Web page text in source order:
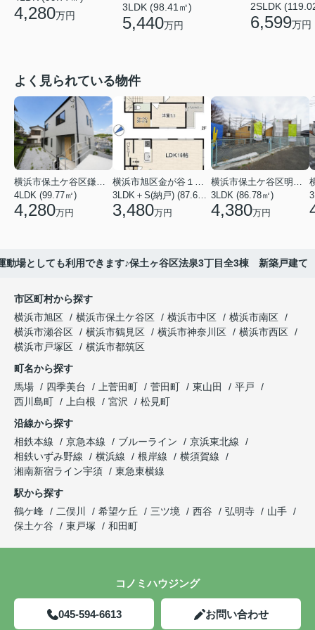
4,280万円
3LDK (98.41㎡)
5,440万円
2SLDK
6,599万円
よく見られている物件
4LDK (99.77㎡)
4,280万円 3,480万円
3LDK (86.78㎡)
4,380万円
動場としても利用できます♪保土ヶ谷区法泉3丁目全3棟 新築戸建て
市区町村から探す
横浜市旭区
横浜市保土ケ谷区 横浜市中区
横浜市南区
横浜市瀬谷区
横浜市鶴見区 横浜市神奈川区
横浜市西区
横浜市戸塚区
横浜市都筑区
町名から探す
馬場
四季美台 上菅田町 菅田町 東山田
平戸
西川島町
上白根 宮沢
松見町
沿線から探す
相鉄本線
京急本線 ブルーライン
京浜東北線
相鉄いずみ野線
横浜線 根岸線
横須賀線
湘南新宿ライン宇須
東急東横線
駅から探す
鶴ケ峰
二俣川 希望ケ丘 三ツ境 西谷 弘明寺
山手
保土ケ谷
東戸塚 和田町
コノミハウジング
045-594-6613 お問い合わせ